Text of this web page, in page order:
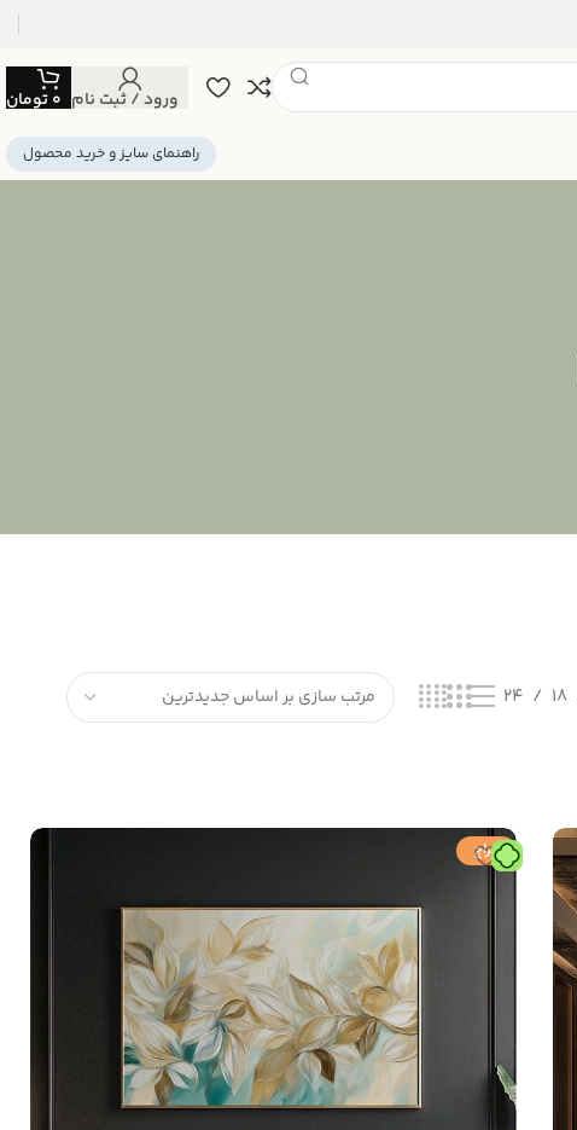
ورود / ثبت نام 0تومان
راهنمای سایز و خرید محصول
18
24
حراج